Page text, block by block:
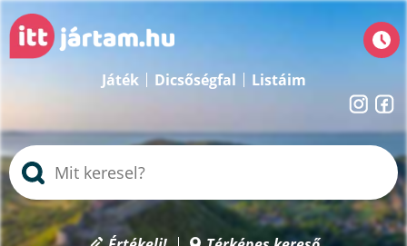
Játék Dicsőségfal Listáim